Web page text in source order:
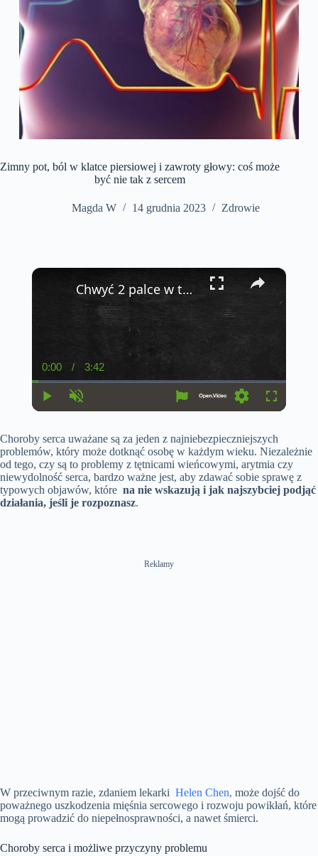
Zimny ​​pot, ból w klatce piersiowej i zawroty głowy: coś może
być nie tak z sercem
Magda W 14 grudnia 2023 Zdrowie
×
y
u
t
e
C
u
r
e
t
T
i
m
e
0:00 /
D
u
t
o
n
3:42
t
i
n
g
s
l
s
c
r
e
e
n
Chwyć 2 palce w ten sposób i obserwuj co się stanie
Choroby serca uważane są za jeden z najniebezpieczniejszych
problemów, który może dotknąć osobę w każdym wieku. Niezależnie
od tego, czy są to problemy z tętnicami wieńcowymi, arytmia czy
niewydolność serca, bardzo ważne jest, aby zdawać sobie sprawę z
typowych objawów, które na nie wskazują i jak najszybciej podjąć
działania, jeśli je rozpoznasz.
Reklamy
W przeciwnym razie, zdaniem lekarki Helen Chen, może dojść do
poważnego uszkodzenia mięśnia sercowego i rozwoju powikłań, które
mogą prowadzić do niepełnosprawności, a nawet śmierci.
Choroby serca i możliwe przyczyny problemu